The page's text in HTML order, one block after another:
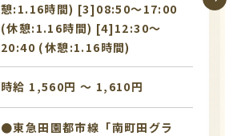
憩:1.16時間) [3]08:50〜17:00
(休憩:1.16時間) [4]12:30〜
20:40 (休憩:1.16時間)
時給 1,560円 〜 1,610円
●東急田園都市線「南町田グラ